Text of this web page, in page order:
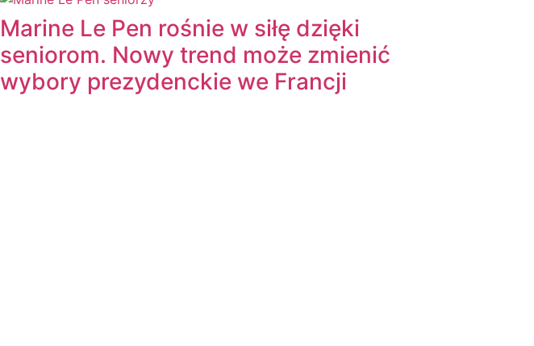
Marine Le Pen rośnie w siłę dzięki
seniorom. Nowy trend może zmienić
wybory prezydenckie we Francji